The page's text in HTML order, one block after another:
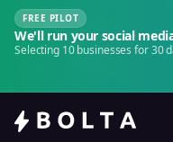
FREE PILOT
We'll run your social
Selecting 10 businesses for 30